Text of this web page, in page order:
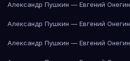
Александр Пушкин — Евгений Онегин
Александр Пушкин — Евгений Онегин
Александр Пушкин — Евгений Онегин